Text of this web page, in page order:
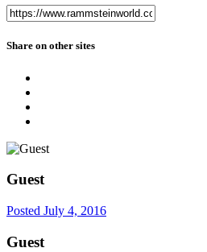
Share on other sites
Guest
Posted July 4, 2016
Guest